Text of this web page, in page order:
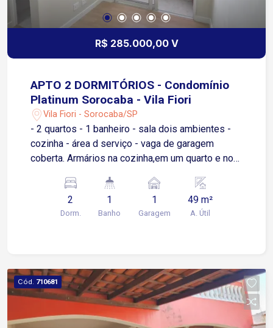
merecem. É a oportunidade ideal para quem
busca qualidade de vida em uma região
valorizada de Sorocaba
R$ 285.000,00 V
APTO 2 DORMITÓRIOS - Condomínio
Platinum Sorocaba - Vila Fiori
Vila Fiori - Sorocaba/SP
- 2 quartos - 1 banheiro - sala dois ambientes -
cozinha - área d serviço - vaga de garagem
coberta. Armários na cozinha,em um quarto e no
fechadura eletrônica, iluminação completa, sanca
de gesso na sala. Área de lazer no condomínio:
piscina/churrasqueira completa/salão de
2
Dorm.
1
Banho
1
Garagem
49 m²
A. Útil
Cód. 710681